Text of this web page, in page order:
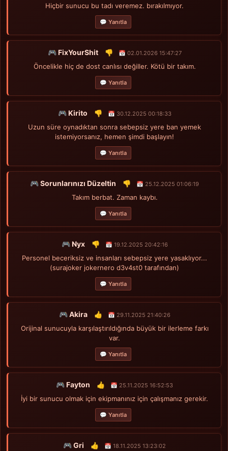
Hiçbir sunucu bu tadı veremez. bırakılmıyor.
💬 Yanıtla
🎮 FixYourShit 👎 📅 02.01.2026 15:47:27
Öncelikle hiç de dost canlısı değiller. Kötü bir takım.
💬 Yanıtla
🎮 Kirito 👎 📅 30.12.2025 00:18:33
Uzun süre oynadıktan sonra sebepsiz yere ban yemek
istemiyorsanız, hemen şimdi başlayın!
💬 Yanıtla
🎮 Sorunlarınızı Düzeltin 👎 📅 25.12.2025 01:06:19
Takım berbat. Zaman kaybı.
💬 Yanıtla
🎮 Nyx 👎 📅 19.12.2025 20:42:16
Personel beceriksiz ve insanları sebepsiz yere yasaklıyor...
(surajoker jokernero d3v4st0 tarafından)
💬 Yanıtla
🎮 Akira 👍 📅 29.11.2025 21:40:26
Orijinal sunucuyla karşılaştırıldığında büyük bir ilerleme farkı
var.
💬 Yanıtla
🎮 Fayton 👍 📅 25.11.2025 16:52:53
İyi bir sunucu olmak için ekipmanınız için çalışmanız gerekir.
💬 Yanıtla
🎮 Gri 👍 📅 18.11.2025 13:23:02